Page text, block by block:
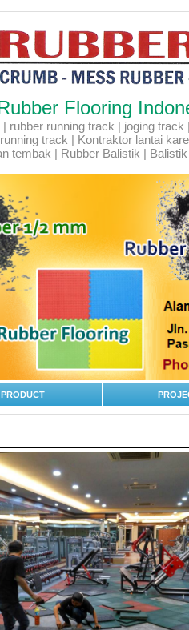
Flooring
rubber running track | joging
track | Kontraktor lantai
tembak | Rubber Balistik |
PRODUCT